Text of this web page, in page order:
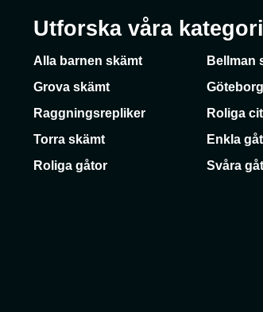
Utforska våra
Alla barnen skämt Bellman
Grova skämt
Raggningsrepliker
Roliga
Torra skämt
Enkla
Roliga gåtor
Svåra